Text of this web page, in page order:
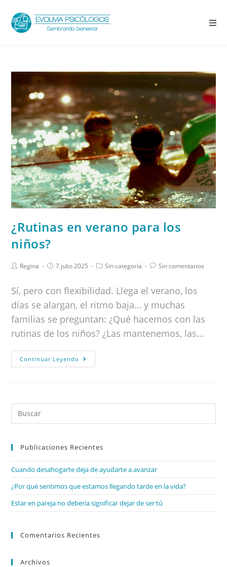
¿Rutinas en verano para los
niños?
Regina 7 julio 2025 Sin categoría Sin comentarios
Sí, pero con flexibilidad. Llega el verano, los
días se alargan, el ritmo baja… y muchas
familias se preguntan: ¿Qué hacemos con las
rutinas de los niños? ¿Las mantenemos, las…
Continuar Leyendo
Publicaciones Recientes
Cuando desahogarte deja de ayudarte a avanzar
¿Por qué sentimos que estamos llegando tarde en la vida?
Estar en pareja no debería significar dejar de ser tú
Comentarios Recientes
Archivos